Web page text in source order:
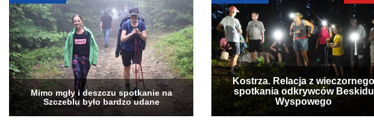
Mimo mgły i deszczu spotkanie na
Szczeblu było bardzo udane
Kostrza. Relacja z wieczornego
spotkania odkrywców Beskidu
Wyspowego